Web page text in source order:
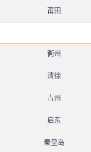
莆田
衢州
清徐
青州
启东
秦皇岛